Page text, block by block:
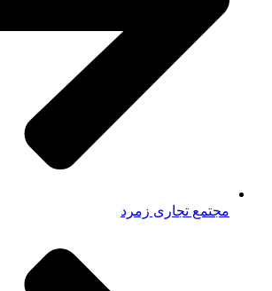
مجتمع تجاری زمرد